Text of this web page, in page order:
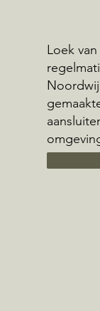
Loek